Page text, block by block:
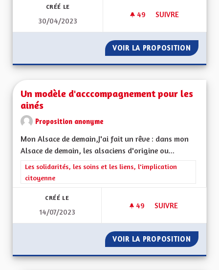
CRÉÉ LE
30/04/2023
49 49 ABONNÉS
SUIVRE
VOIR LA PROPOSITION UN
Un modèle d'acccompagnement pour les
ainés
Proposition anonyme
Mon Alsace de demain,J'ai fait un rêve : dans mon
Alsace de demain, les alsaciens d'origine ou...
Filtrer les résultats de la catégorie : Les solidarités, les soins
Les solidarités, les soins et les liens, l'implication
citoyenne
CRÉÉ LE
14/07/2023
49 49 ABONNÉS
SUIVRE
VOIR LA PROPOSITION UN